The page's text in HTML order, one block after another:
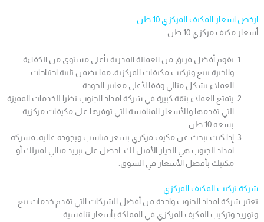
ارخص اسعار المكيف المركزي 10 طن
أسعار مكيف مركزي 10 طن
يقوم أفضل فريق من العمالة المدربة بأعلى مستوى من الكفاءة
والخبرة ببيع وتركيب مكيفات المركزية، مما يضمن تلبية احتياجات
العملاء بشكل مثالي وفقا لأعلى معايير الجودة.
يتمتع العملاء بثقة كبيرة في شركة امداد الجنوب نظرا للخدمات المميزة
التي تقدمها وللأسعار المنافسة التي توفرها على مكيفات مركزية
بسعة 10 طن.
إذا كنت تبحث عن مكيف مركزي بسعر مناسب وبجودة عالية، فشركة
امداد الجنوب هي الخيار الأمثل لك. احصل على تبريد مثالي لمنزلك أو
مكتبك بأفضل الأسعار في السوق.
شركة تركيب المكيف المركزي
تعتبر شركة امداد الجنوب واحدة من أفضل الشركات التي تقدم خدمات بيع
وتوريد وتركيب المكيف المركزي في المملكة بأسعار تنافسية.